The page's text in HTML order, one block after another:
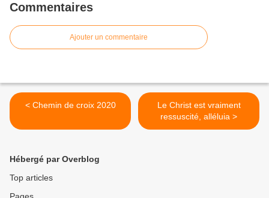
Commentaires
Ajouter un commentaire
< Chemin de croix 2020
Le Christ est vraiment
ressuscité, alléluia >
Hébergé par Overblog
Top articles